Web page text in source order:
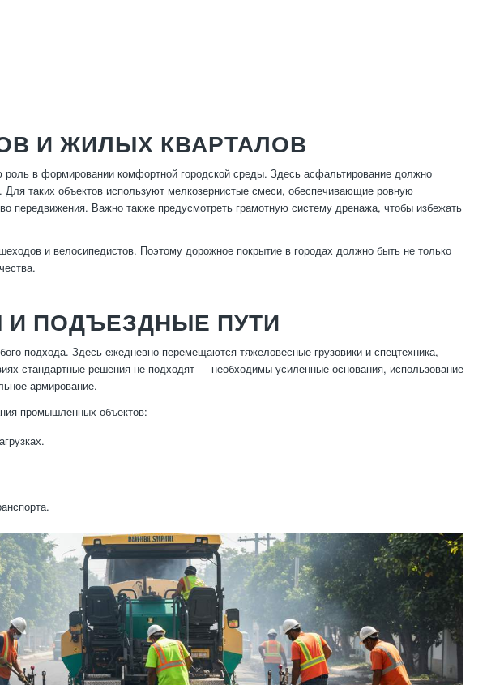
И ЖИЛЫХ КВАРТАЛОВ
в формировании комфортной городской среды. Здесь асфальтирование должно
Для таких объектов используют мелкозернистые смеси, обеспечивающие ровную
Важно также предусмотреть грамотную систему дренажа, чтобы избежать
и велосипедистов. Поэтому дорожное покрытие в городах должно быть не только
ПОДЪЕЗДНЫЕ ПУТИ
подхода. Здесь ежедневно перемещаются тяжеловесные грузовики и спецтехника,
стандартные решения не подходят — необходимы усиленные основания, использование
армирование.
промышленных объектов: